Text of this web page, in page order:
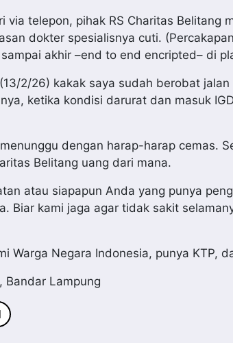
via telepon, pihak RS Charitas Belitang
dokter spesialisnya cuti.
akhir –end to end encripted– di
2/26) kakak saya sudah berobat
ketika kondisi darurat dan masuk
dengan harap-harap cemas.
Belitang uang dari mana.
atau siapapun Anda yang punya
Biar kami jaga agar tidak sakit
Warga Negara Indonesia, punya KTP,
, Bandar Lampung